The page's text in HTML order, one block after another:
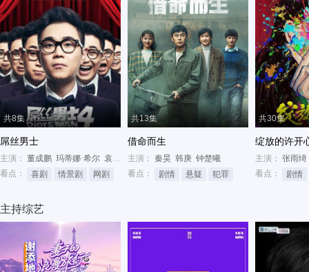
共8集
屌丝男士
主演： 董成鹏 玛蒂娜·希尔 袁珊珊
看点：
喜剧 情景剧 网剧
共13集
借命而生
主演： 秦昊 韩庚 钟楚曦
看点：
剧情 悬疑 犯罪
共30集
绽放的许开
主演： 张雨绮
看点：
剧情
主持综艺